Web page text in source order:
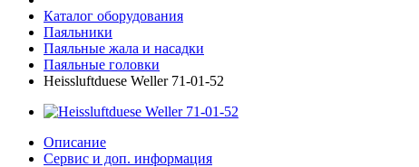
Каталог оборудования
Паяльники
Паяльные жала и насадки
Паяльные головки
Heissluftduese Weller 71-01-52
Описание
Сервис и доп. информация